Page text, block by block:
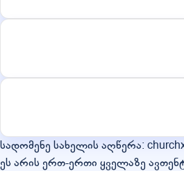
სადომენე სახელის აღწერა:
ეს არის ერთ-ერთი ყველაზე